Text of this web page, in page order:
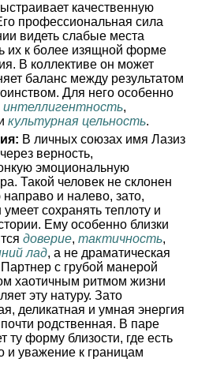
качественную
профессиональная сила
видеть слабые места
их к более изящной форме
В коллективе он может
баланс между результатом
Для него особенно
интеллигентность,
культурная цельность.
В личных союзах имя Лазиз
верность,
эмоциональную
Такой человек не склонен
и налево, зато,
сохранять теплоту и
Ему особенно близки
доверие, тактичность,
лад, а не драматическая
с грубой манерой
хаотичным ритмом жизни
эту натуру. Зато
деликатная и умная энергия
родственная. В паре
ту форму близости, где есть
и уважение к границам